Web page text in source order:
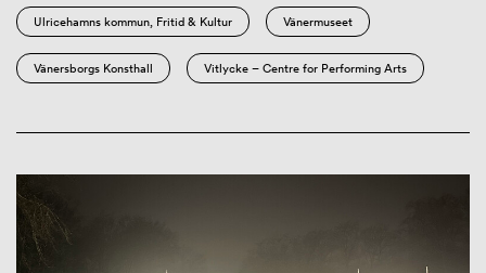
Ulricehamns kommun, Fritid & Kultur Vänermuseet
Vänersborgs Konsthall Vitlycke – Centre for Performing Arts